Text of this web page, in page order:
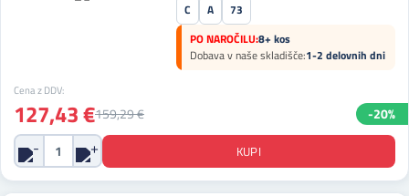
C A
73
PO NAROČILU:8+ kos
Dobava v naše skladišče:1-2 delovnih dni
Cena z DDV:
127,43 €159,29 € -20%